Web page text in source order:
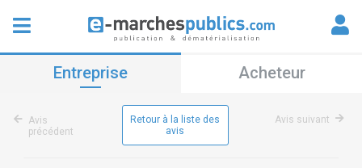
Entreprise Acheteur
Avis
précédent
Retour à la liste des
avis
Avis suivant